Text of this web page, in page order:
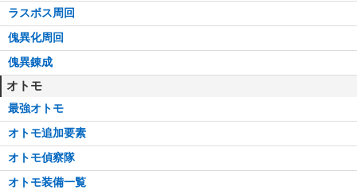
ラスボス周回
傀異化周回
傀異錬成
オトモ
最強オトモ
オトモ追加要素
オトモ偵察隊
オトモ装備一覧